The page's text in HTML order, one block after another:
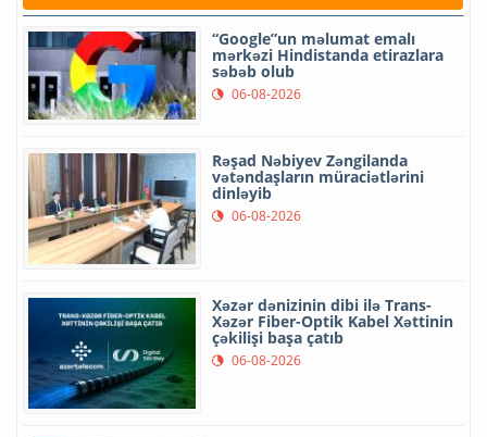
“Google”un məlumat emalı
mərkəzi Hindistanda etirazlara
səbəb olub
06-08-2026
Rəşad Nəbiyev Zəngilanda
vətəndaşların müraciətlərini
dinləyib
06-08-2026
Xəzər dənizinin dibi ilə Trans-
Xəzər Fiber-Optik Kabel Xəttinin
çəkilişi başa çatıb
06-08-2026